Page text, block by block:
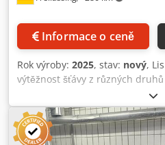
vláken/cm^2, ½-vazba (vhodné
velkých vláken) - Snadné
Kartáčový válec pro čištění
vysokotlaký čistič a kompresor.
Informace o ceně
Rok výroby: 2025, stav: nový,
výtěžnost šťávy z různých
hrušky, ostružiny, jahody,
kdoule, mrkev, cibule a mnoho
odrůdy ovoce jsou našimi
našich balicích lisech. Systém